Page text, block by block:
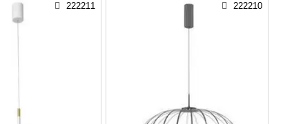
222211 222210